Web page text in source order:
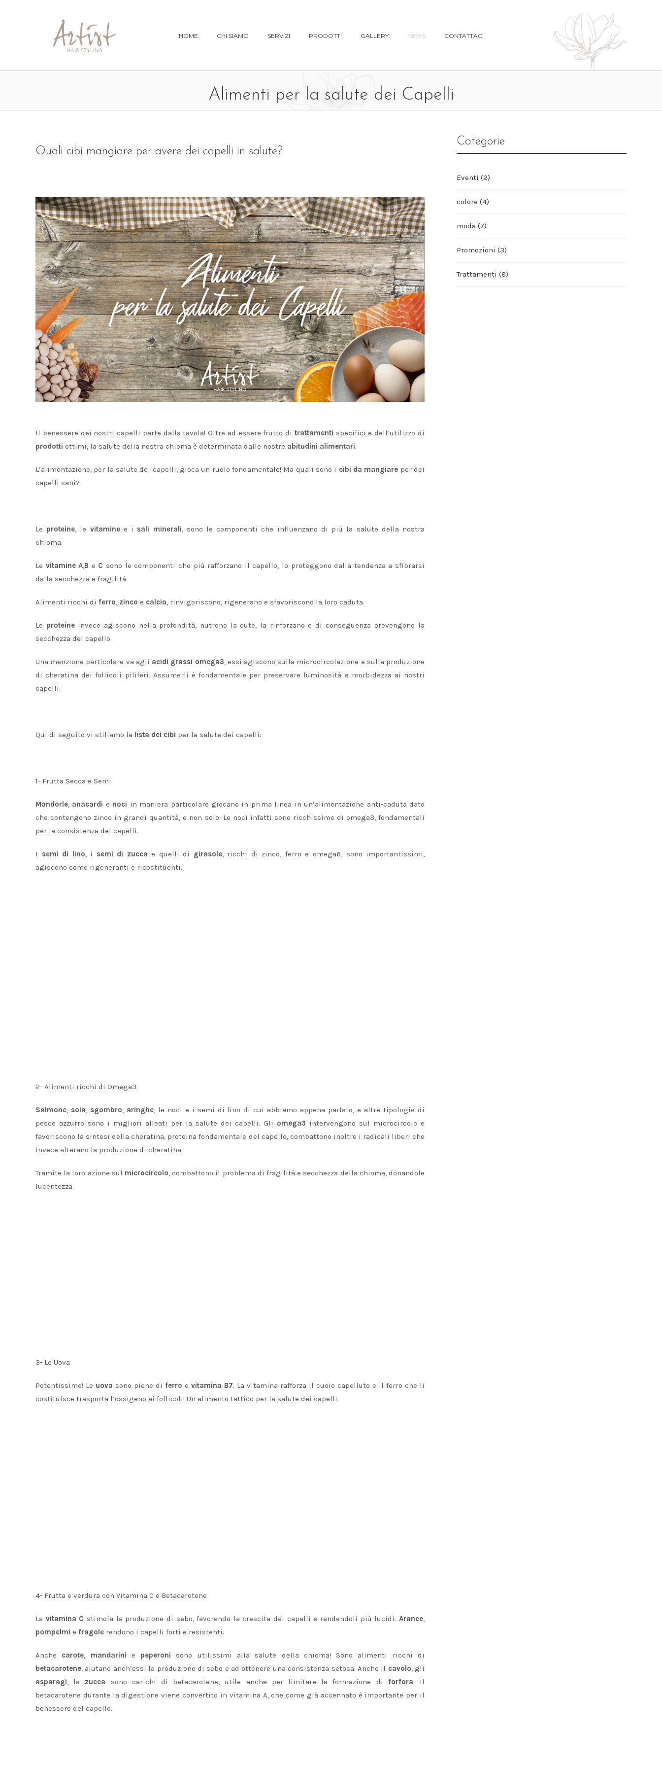
HOME CHI SIAMO SERVIZI PRODOTTI GALLERY NEWS CONTATTACI
Alimenti per la salute dei Capelli
Quali cibi mangiare per avere dei capelli in salute?
Il benessere dei nostri capelli parte dalla tavola! Oltre ad essere frutto di trattamenti specifici e dell’utilizzo di
prodotti ottimi, la salute della nostra chioma è determinata dalle nostre abitudini alimentari.
L’alimentazione, per la salute dei capelli, gioca un ruolo fondamentale! Ma quali sono i cibi da mangiare per dei
capelli sani?
Le proteine, le vitaminee i sali minerali, sono le componenti che influenzano di più la salute della nostra
chioma.
Le vitamine A,B e C sono le componenti che più rafforzano il capello, lo proteggono dalla tendenza a sfibrarsi
dalla secchezza e fragilità.
Alimenti ricchi di ferro, zinco e calcio, rinvigoriscono, rigenerano e sfavoriscono la loro caduta.
Le proteineinvece agiscono nella profondità, nutrono la cute, la rinforzano e di conseguenza prevengono la
secchezza del capello.
Una menzione particolare va agli acidi grassi omega3, essi agiscono sulla microcircolazione e sulla produzione
di cheratina dei follicoli piliferi. Assumerli è fondamentale per preservare luminosità e morbidezza ai nostri
capelli.
Qui di seguito vi stiliamo la lista dei cibi per la salute dei capelli:
1- Frutta Secca e Semi:
Mandorle, anacardi e noci in maniera particolare giocano in prima linea in un’alimentazione anti-caduta dato
che contengono zinco in grandi quantità, e non solo. Le noci infatti sono ricchissime di omega3, fondamentali
per la consistenza dei capelli.
I semi di lino, i semi di zucca e quelli di girasole, ricchi di zinco, ferro e omega6, sono importantissimi,
agiscono come rigeneranti e ricostituenti.
2- Alimenti ricchi di Omega3:
Salmone, soia, sgombro, aringhe, le noci e i semi di lino di cui abbiamo appena parlato, e altre tipologie di
pesce azzurro sono i migliori alleati per la salute dei capelli. Gli omega3 intervengono sul microcircolo e
favoriscono la sintesi della cheratina, proteina fondamentale del capello, combattono inoltre i radicali liberi che
invece alterano la produzione di cheratina.
Tramite la loro azione sul microcircolo, combattono il problema di fragilità e secchezza della chioma, donandole
lucentezza.
3- Le Uova
Potentissime! Le uova sono piene di ferro e vitamina B7. La vitamina rafforza il cuoio capelluto e il ferro che li
costituisce trasporta l’ossigeno ai follicoli! Un alimento tattico per la salute dei capelli.
4- Frutta e verdura con Vitamina C e Betacarotene
La vitamina C stimola la produzione di sebo, favorendo la crescita dei capelli e rendendoli più lucidi.Arance,
pompelmi e fragole rendono i capelli forti e resistenti.
Anche carote, mandarini e peperoni sono utilissimi alla salute della chioma! Sono alimenti ricchi di
betacarotene, aiutano anch’essi la produzione di sebo e ad ottenere una consistenza setosa. Anche il cavolo, gli
asparagi, la zucca sono carichi di betacarotene, utile anche per limitare la formazione di forfora. Il
betacarotene durante la digestione viene convertito in vitamina A, che come già accennato è importante per il
benessere del capello.
Categorie
Eventi (2)
colore (4)
moda (7)
Promozioni (3)
Trattamenti (8)